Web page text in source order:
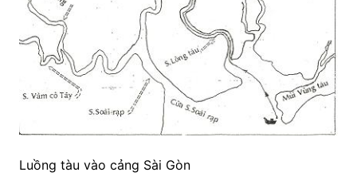
Luồng tàu vào cảng Sài Gòn